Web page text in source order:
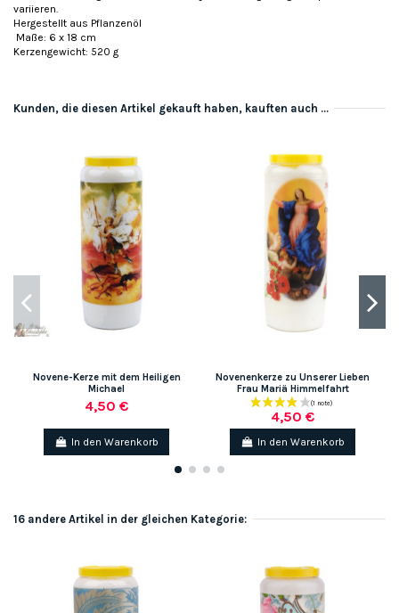
variieren.
Hergestellt aus Pflanzenöl
Maße: 6 x 18 cm
Kerzengewicht: 520 g
Kunden, die diesen Artikel gekauft haben, kauften auch ...
Novene-Kerze mit dem Heiligen
Michael
4,50 €
In den Warenkorb
Novenenkerze zu Unserer Lieben
Frau Mariä Himmelfahrt
4,50 €
In den Warenkorb
16 andere Artikel in der gleichen Kategorie: